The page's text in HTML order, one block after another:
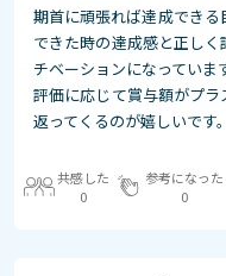
期首に頑張れば達成でき
できた時の達成感と正し
チベーションになっています
評価に応じて賞与額がプ
返ってくるのが嬉しいです。
共感した
0
参考になった
0